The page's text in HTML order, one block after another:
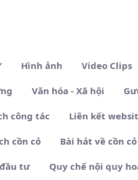
Hình ảnh Video Clips
Văn hóa - Xã hội
công tác Liên kết
cồn cỏ Bài hát về cồn cỏ
tư Quy chế nội quy